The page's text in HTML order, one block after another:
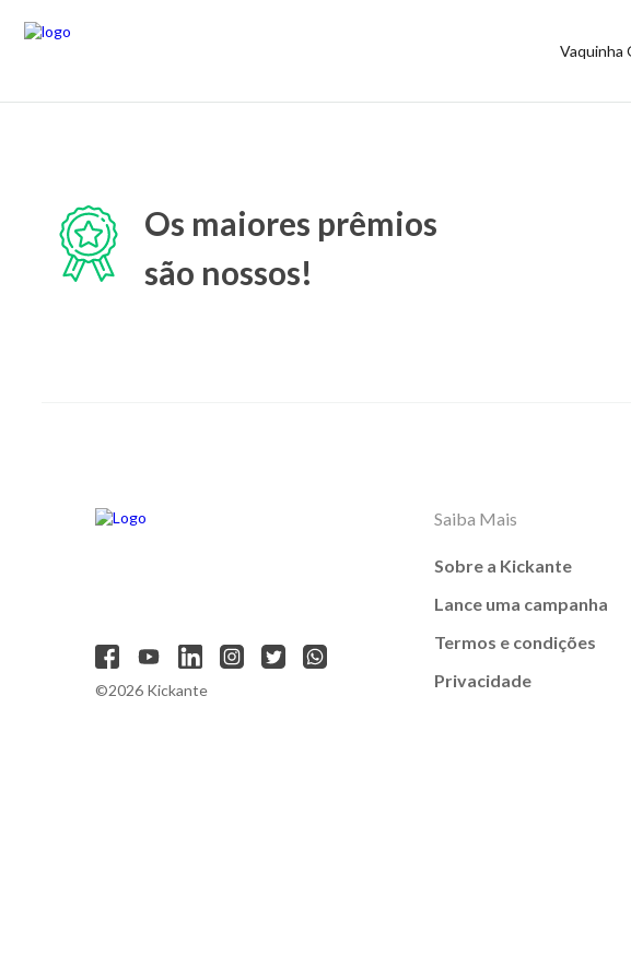
Vaquinha
Os maiores prêmios
são nossos!
©2026 Kickante
Saiba Mais
Sobre a Kickante
Lance uma campanha
Termos e condições
Privacidade